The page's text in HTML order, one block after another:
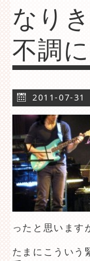
なり
不調
2011-07-31
ったと思います
たまにこういう